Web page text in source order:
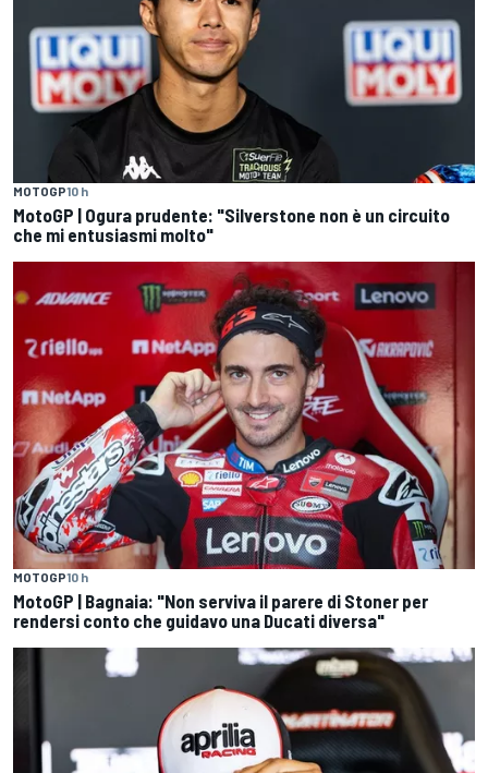
MOTOGP10 h
MotoGP | Ogura prudente: "Silverstone non è un circuito
che mi entusiasmi molto"
MOTOGP10 h
MotoGP | Bagnaia: "Non serviva il parere di Stoner per
rendersi conto che guidavo una Ducati diversa"